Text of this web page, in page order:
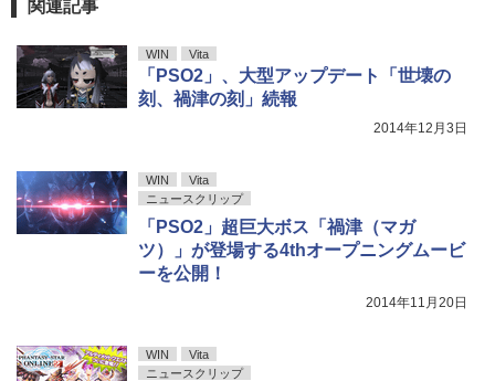
関連記事
WIN Vita
「PSO2」、大型アップデート「世壊の
刻、禍津の刻」続報
2014年12月3日
WIN
Vita
ニュースクリップ
「PSO2」超巨大ボス「禍津（マガ
ツ）」が登場する4thオープニングムービ
ーを公開！
2014年11月20日
WIN
Vita
ニュースクリップ